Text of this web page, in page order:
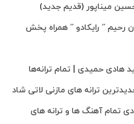
میناپور (قدیم جدید)
رحیم ” رایکادو ” همراه پخش
هادی حمیدی | تمام ترانه‌ها
ترانه های مازنی لاتی شاد
تمام آهنگ‌ ها و ترانه‌ های